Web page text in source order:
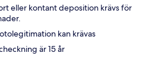
eller kontant deposition krävs för
kan krävas
är 15 år